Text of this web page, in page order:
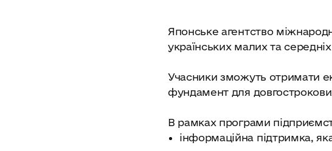
Японське агентство
українських малих та
Учасники зможуть отримати
фундамент для
В рамках програми
інформаційна підтримка,